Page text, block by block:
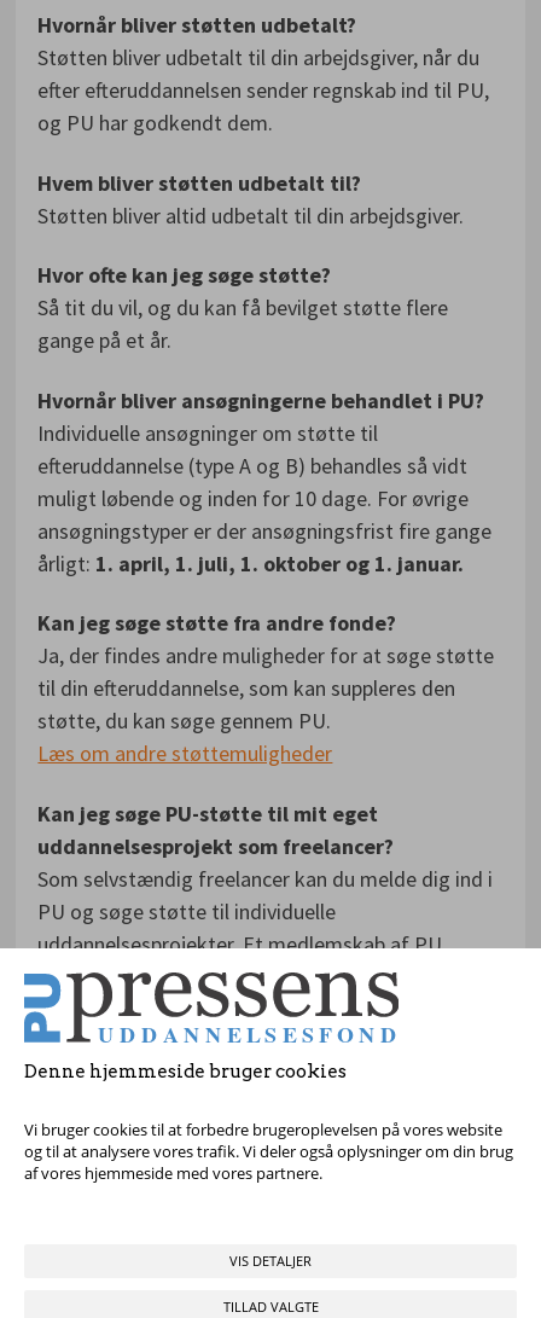
Denne hjemmeside bruger cookies
Vi bruger cookies til at forbedre brugeroplevelsen på vores website
og til at analysere vores trafik. Vi deler også oplysninger om din brug
af vores hjemmeside med vores partnere.
VIS DETALJER
TILLAD VALGTE
Hvornår bliver støtten udbetalt?
Støtten bliver udbetalt til din arbejdsgiver, når du
efter efteruddannelsen sender regnskab ind til PU,
og PU har godkendt dem.
Hvem bliver støtten udbetalt til?
Støtten bliver altid udbetalt til din arbejdsgiver.
Hvor ofte kan jeg søge støtte?
Så tit du vil, og du kan få bevilget støtte flere
gange på et år.
Hvornår bliver ansøgningerne behandlet i PU?
Individuelle ansøgninger om støtte til
efteruddannelse (type A og B) behandles så vidt
muligt løbende og inden for 10 dage. For øvrige
ansøgningstyper er der ansøgningsfrist fire gange
årligt: 1. april, 1. juli, 1. oktober og 1. januar.
Kan jeg søge støtte fra andre fonde?
Ja, der findes andre muligheder for at søge støtte
til din efteruddannelse, som kan suppleres den
støtte, du kan søge gennem PU.
Læs om andre støttemuligheder
Kan jeg søge PU-støtte til mit eget
uddannelsesprojekt som freelancer?
Som selvstændig freelancer kan du melde dig ind i
PU og søge støtte til individuelle
uddannelsesprojekter. Et medlemskab af PU
koster 2500/år + adminstrationsbidrag. Som DJ-
registreret freelancere kan du deltage i kurser på
Mediernes Efteruddannelsemed PU-støtte.
Tag fat i os med dine spørgsmål!